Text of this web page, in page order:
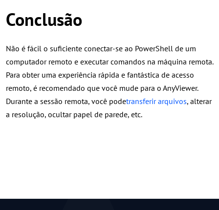
Conclusão
Não é fácil o suficiente conectar-se ao PowerShell de um
computador remoto e executar comandos na máquina remota.
Para obter uma experiência rápida e fantástica de acesso
remoto, é recomendado que você mude para o AnyViewer.
Durante a sessão remota, você podetransferir arquivos, alterar
a resolução, ocultar papel de parede, etc.